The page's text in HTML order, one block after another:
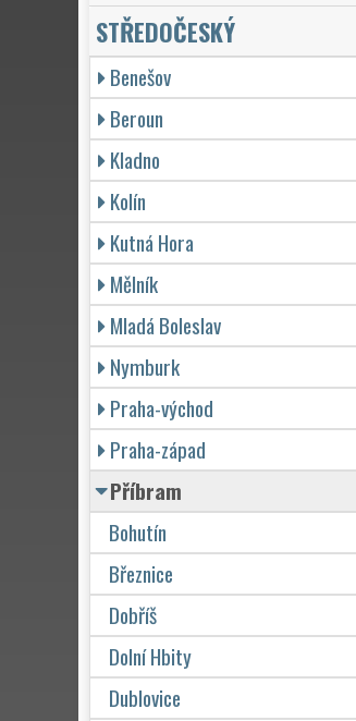
STŘEDOČESKÝ
Benešov
Beroun
Kladno
Kolín
Kutná Hora
Mělník
Mladá Boleslav
Nymburk
Praha-východ
Praha-západ
Příbram
Bohutín
Březnice
Dobříš
Dolní Hbity
Dublovice